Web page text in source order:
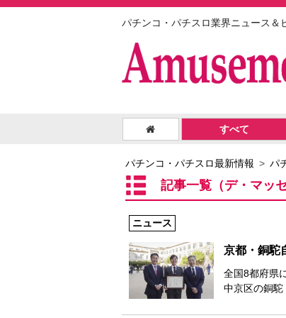
パチンコ・パチスロ業界ニュース＆
すべて
パチンコ・パチスロ最新情報 パ
記事一覧（デ・マッセ
ニュース
京都・銅駝
全国8都府県
中京区の銅